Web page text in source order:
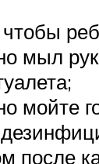
мыл
мойте
после